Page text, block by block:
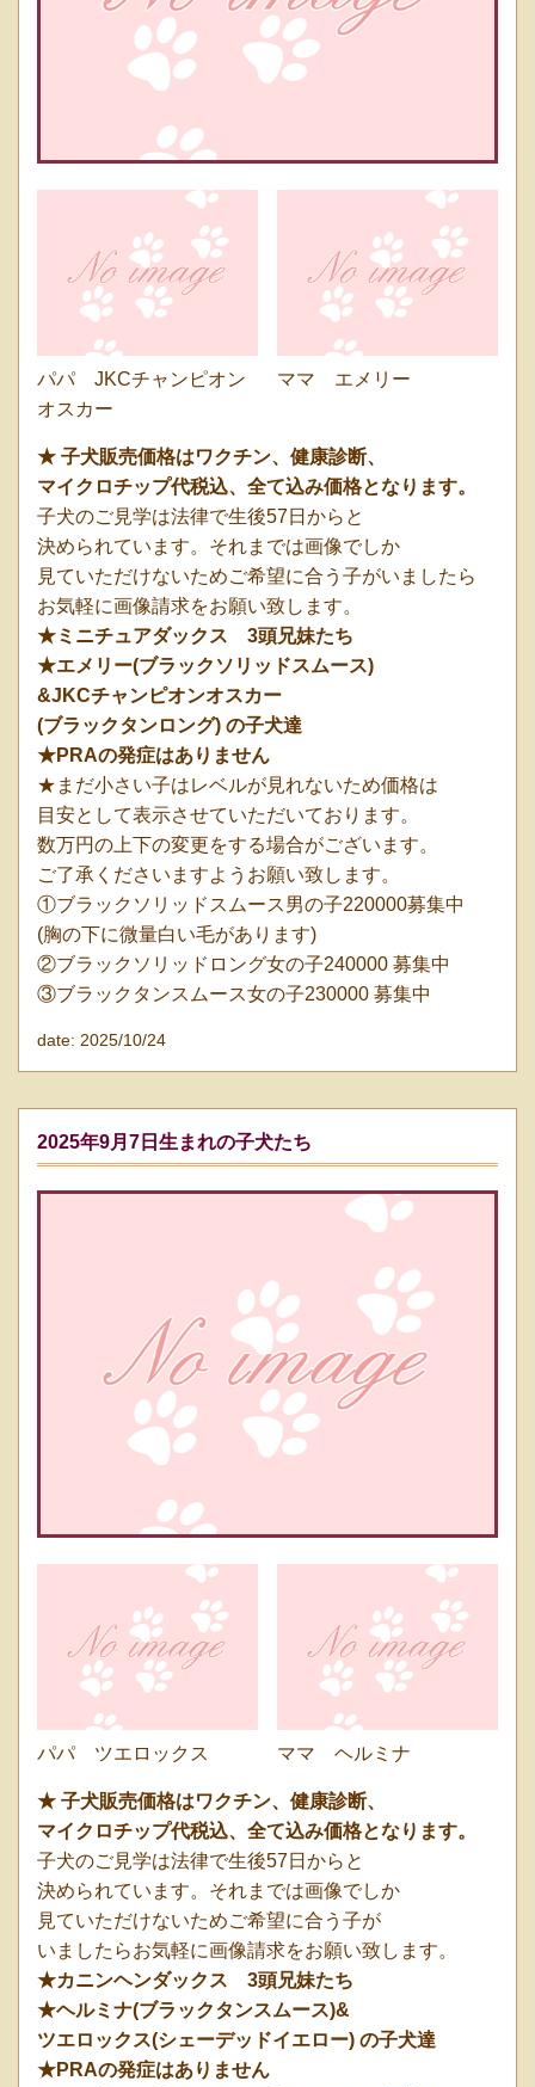
パパ JKCチャンピオン
オスカー
ママ エメリー
★ 子犬販売価格はワクチン、健康診断、
マイクロチップ代税込、全て込み価格となります。
子犬のご見学は法律で生後57日からと
決められています。それまでは画像でしか
見ていただけないためご希望に合う子がいましたら
お気軽に画像請求をお願い致します。
★ミニチュアダックス 3頭兄妹たち
★エメリー(ブラックソリッドスムース)
&JKCチャンピオンオスカー
(ブラックタンロング) の子犬達
★PRAの発症はありません
★まだ小さい子はレベルが見れないため価格は
目安として表示させていただいております。
数万円の上下の変更をする場合がございます。
ご了承くださいますようお願い致します。
①ブラックソリッドスムース男の子220000募集中
(胸の下に微量白い毛があります)
②ブラックソリッドロング女の子240000 募集中
③ブラックタンスムース女の子230000 募集中
date: 2025/10/24
2025年9月7日生まれの子犬たち
パパ ツエロックス ママ ヘルミナ
★ 子犬販売価格はワクチン、健康診断、
マイクロチップ代税込、全て込み価格となります。
子犬のご見学は法律で生後57日からと
決められています。それまでは画像でしか
見ていただけないためご希望に合う子が
いましたらお気軽に画像請求をお願い致します。
★カニンヘンダックス 3頭兄妹たち
★ヘルミナ(ブラックタンスムース)&
ツエロックス(シェーデッドイエロー) の子犬達
★PRAの発症はありません